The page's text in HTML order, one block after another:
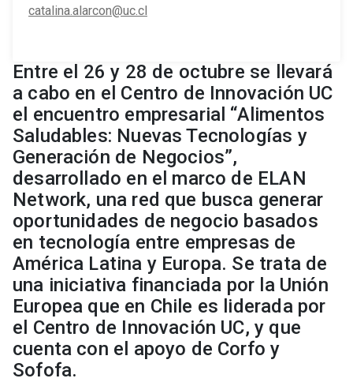
catalina.alarcon@uc.cl
Entre el 26 y 28 de octubre se llevará
a cabo en el Centro de Innovación UC
el encuentro empresarial “Alimentos
Saludables: Nuevas Tecnologías y
Generación de Negocios”,
desarrollado en el marco de ELAN
Network, una red que busca generar
oportunidades de negocio basados
en tecnología entre empresas de
América Latina y Europa. Se trata de
una iniciativa financiada por la Unión
Europea que en Chile es liderada por
el Centro de Innovación UC, y que
cuenta con el apoyo de Corfo y
Sofofa.